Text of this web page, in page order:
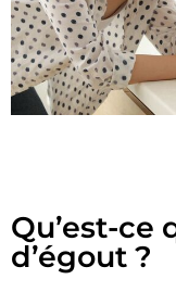
Qu’est-ce
d’égout ?